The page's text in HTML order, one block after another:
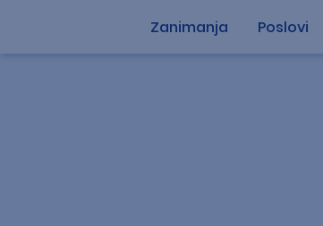
Zanimanja Poslovi